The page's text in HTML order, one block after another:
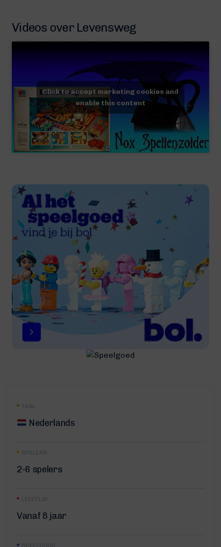
TAAL
Nederlands
SPELERS
2-6 spelers
LEEFTIJD
Vanaf 8 jaar
Videos over Levensweg
Click to accept marketing cookies and
enable this content